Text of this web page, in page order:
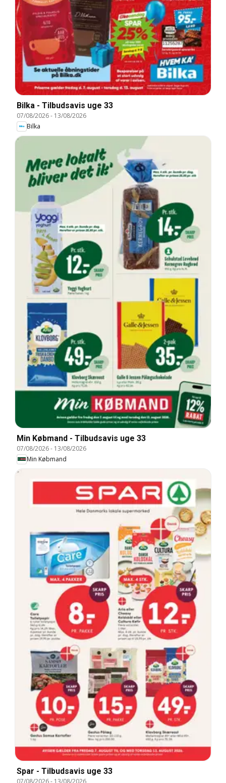
Bilka - Tilbudsavis uge 33
07/08/2026- 13/08/2026
Bilka
Min Købmand - Tilbudsavis uge 33
07/08/2026- 13/08/2026
Min Købmand
Spar - Tilbudsavis uge 33
07/08/2026- 13/08/2026